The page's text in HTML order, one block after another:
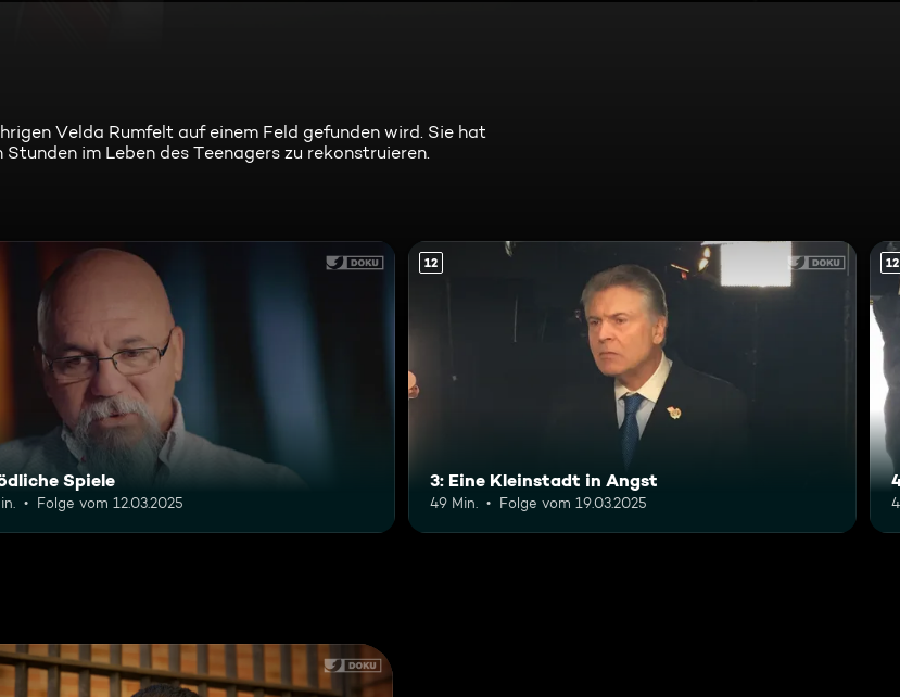
Velda Rumfelt auf einem Feld gefunden wird. Sie hat
im Leben des Teenagers zu rekonstruieren.
Spiele
Folge vom 12.03.2025
12
3: Eine Kleinstadt in Angst
49 Min. Folge vom 19.03.2025
12